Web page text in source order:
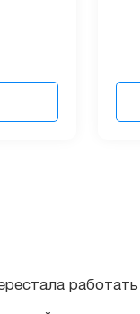
Но не
огромный опыт